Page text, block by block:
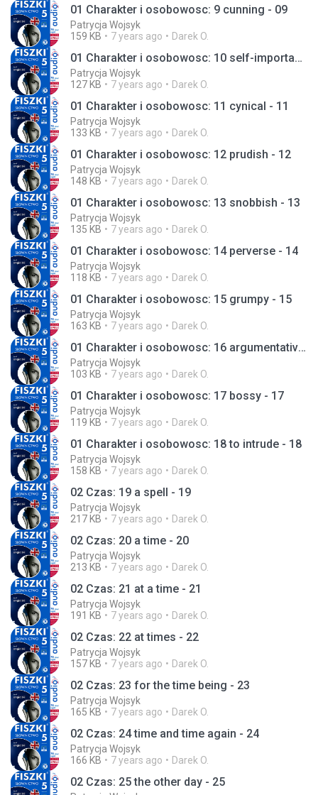
01 Charakter i osobowosc: 9 cunning - 09
Patrycja Wojsyk
159 KB
7 years ago Darek O.
01 Charakter i osobowosc: 10 self-important - 10
Patrycja Wojsyk
127 KB
7 years ago Darek O.
01 Charakter i osobowosc: 11 cynical - 11
Patrycja Wojsyk
133 KB
7 years ago Darek O.
01 Charakter i osobowosc: 12 prudish - 12
Patrycja Wojsyk
148 KB
7 years ago Darek O.
01 Charakter i osobowosc: 13 snobbish - 13
Patrycja Wojsyk
135 KB
7 years ago Darek O.
01 Charakter i osobowosc: 14 perverse - 14
Patrycja Wojsyk
118 KB
7 years ago Darek O.
01 Charakter i osobowosc: 15 grumpy - 15
Patrycja Wojsyk
163 KB
7 years ago Darek O.
01 Charakter i osobowosc: 16 argumentative - 16
Patrycja Wojsyk
103 KB
7 years ago Darek O.
01 Charakter i osobowosc: 17 bossy - 17
Patrycja Wojsyk
119 KB
7 years ago Darek O.
01 Charakter i osobowosc: 18 to intrude - 18
Patrycja Wojsyk
158 KB
7 years ago Darek O.
02 Czas: 19 a spell - 19
Patrycja Wojsyk
217 KB
7 years ago Darek O.
02 Czas: 20 a time - 20
Patrycja Wojsyk
213 KB
7 years ago Darek O.
02 Czas: 21 at a time - 21
Patrycja Wojsyk
191 KB
7 years ago Darek O.
02 Czas: 22 at times - 22
Patrycja Wojsyk
157 KB
7 years ago Darek O.
02 Czas: 23 for the time being - 23
Patrycja Wojsyk
165 KB
7 years ago Darek O.
02 Czas: 24 time and time again - 24
Patrycja Wojsyk
166 KB
7 years ago Darek O.
02 Czas: 25 the other day - 25